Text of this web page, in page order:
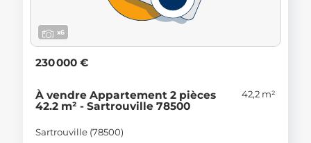
x6
230 000 €
À vendre Appartement 2 pièces
42.2 m² - Sartrouville 78500
42,2 m²
Sartrouville (78500)